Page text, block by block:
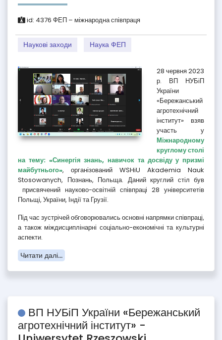
id: 4376 ФЕП – міжнародна співпраця
Наукові заходи Наука ФЕП
28 червня 2023
р. ВП НУБіП
України
«Бережанський
агротехнічний
інститут» взяв
участь у
Міжнародному
круглому столі
на тему: «Синергія знань, навичок та досвіду у призмі
майбутнього», організований WSHiU Akademia Nauk
Stosowanych, Познань, Польща. Даний круглий стіл був
присвячений науково-освітній співпраці 28 університетів
Польщі, України, Індії та Грузії.
Під час зустрічей обговорювались основні напрямки співпраці,
а також міждисциплінарні соціально-економічні та культурні
аспекти.
Читати далі...
ВП НУБіП України «Бережанський
агротехнічний інститут» -